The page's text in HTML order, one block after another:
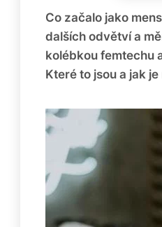
Co začalo jako
dalších odvětví a
kolébkou femtechu
Které to jsou a jak